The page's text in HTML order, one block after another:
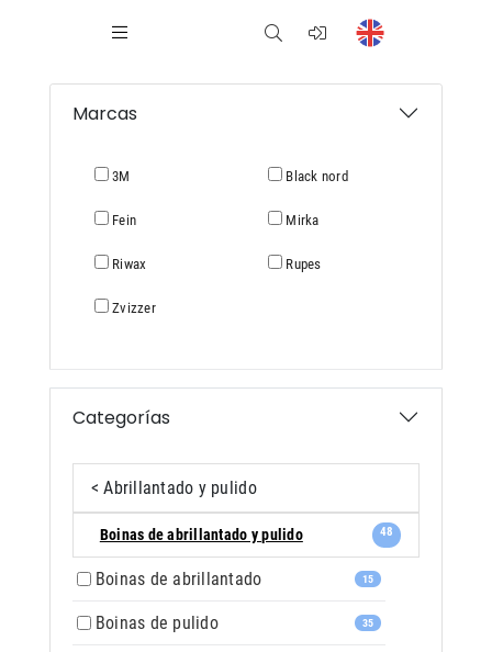
Marcas
3M Black nord
Fein Mirka
Riwax Rupes
Zvizzer
Categorías
< Abrillantado y pulido
Boinas de abrillantado y pulido 48
Boinas de abrillantado 15
Boinas de pulido 35